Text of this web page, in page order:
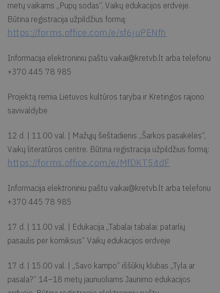
metų vaikams „Pupų sodas“, Vaikų edukacijos erdvėje.
Būtina registracija užpildžius formą:
https://forms.office.com/e/sf6juPENfh
Informacija elektroniniu paštu vaikai@kretvb.lt arba telefonu
+370 445 78 985
Projektą remia Lietuvos kultūros taryba ir Kretingos rajono
savivaldybė
12 d. | 11.00 val. | Mažųjų šeštadienis „Šarkos pasakėlės“,
Vaikų literatūros centre. Būtina registracija užpildžius formą:
https://forms.office.com/e/MfDKT5itdF
Informacija elektroniniu paštu vaikai@kretvb.lt arba telefonu
+370 445 78 985
17 d. | 11.00 val. | Edukacija „Tabalai tabalai: patarlių
pasaulis per komiksus“ Vaikų edukacijos erdvėje
17 d. | 15.00 val. | „Savo kampo“ iššūkių klubas „Tyla ar
pasala?“ 14–18 metų jaunuoliams Jaunimo edukacijos